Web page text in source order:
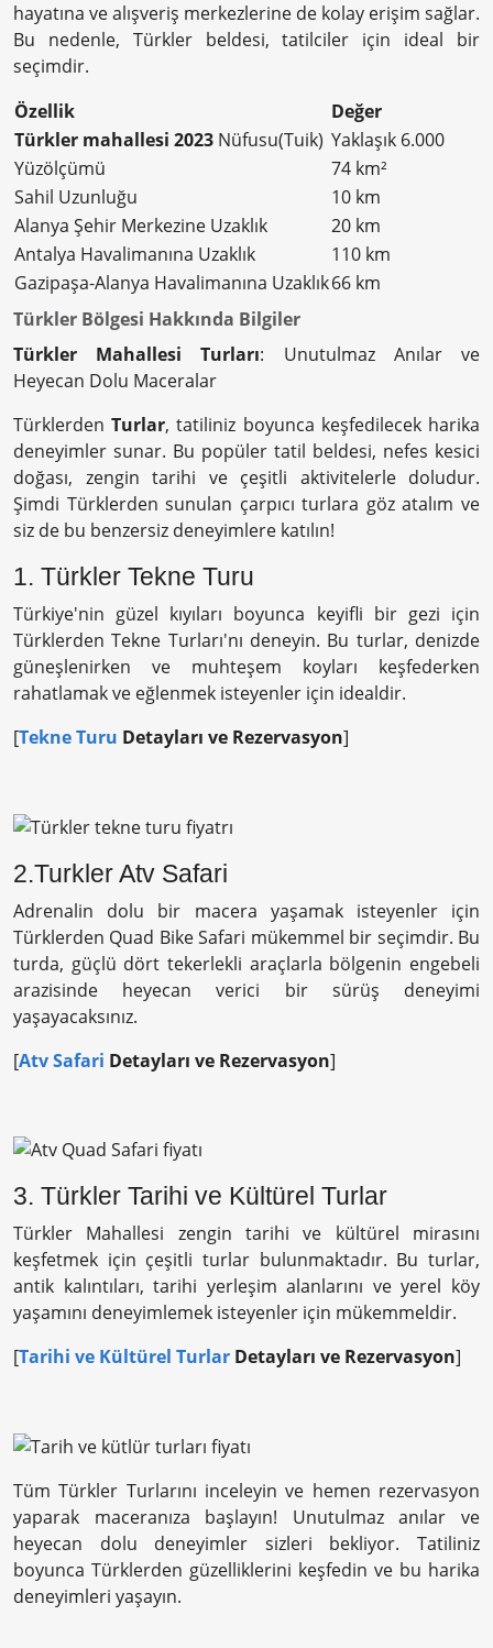
hayatına ve alışveriş merkezlerine de kolay erişim sağlar.
Bu nedenle, Türkler beldesi, tatilciler için ideal bir
seçimdir.
Türkler Bölgesi Hakkında Bilgiler
Özellik
Değer
Türkler mahallesi 2023 Nüfusu(Tuik) Yaklaşık 6.000
Yüzölçümü
74 km²
Sahil Uzunluğu
10 km
Alanya Şehir Merkezine Uzaklık
20 km
Antalya Havalimanına Uzaklık
110 km
Gazipaşa-Alanya Havalimanına Uzaklık66 km
Türkler Mahallesi Turları: Unutulmaz Anılar ve
Heyecan Dolu Maceralar
Türklerden Turlar, tatiliniz boyunca keşfedilecek harika
deneyimler sunar. Bu popüler tatil beldesi, nefes kesici
doğası, zengin tarihi ve çeşitli aktivitelerle doludur.
Şimdi Türklerden sunulan çarpıcı turlara göz atalım ve
siz de bu benzersiz deneyimlere katılın!
1. Türkler Tekne Turu
Türkiye'nin güzel kıyıları boyunca keyifli bir gezi için
Türklerden Tekne Turları'nı deneyin. Bu turlar, denizde
güneşlenirken ve muhteşem koyları keşfederken
rahatlamak ve eğlenmek isteyenler için idealdir.
[Tekne Turu Detayları ve Rezervasyon]
2.Turkler Atv Safari
Adrenalin dolu bir macera yaşamak isteyenler için
Türklerden Quad Bike Safari mükemmel bir seçimdir. Bu
turda, güçlü dört tekerlekli araçlarla bölgenin engebeli
arazisinde heyecan verici bir sürüş deneyimi
yaşayacaksınız.
[Atv Safari Detayları ve Rezervasyon]
3. Türkler Tarihi ve Kültürel Turlar
Türkler Mahallesi zengin tarihi ve kültürel mirasını
keşfetmek için çeşitli turlar bulunmaktadır. Bu turlar,
antik kalıntıları, tarihi yerleşim alanlarını ve yerel köy
yaşamını deneyimlemek isteyenler için mükemmeldir.
[Tarihi ve Kültürel Turlar Detayları ve Rezervasyon]
Tüm Türkler Turlarını inceleyin ve hemen rezervasyon
yaparak maceranıza başlayın! Unutulmaz anılar ve
heyecan dolu deneyimler sizleri bekliyor. Tatiliniz
boyunca Türklerden güzelliklerini keşfedin ve bu harika
deneyimleri yaşayın.